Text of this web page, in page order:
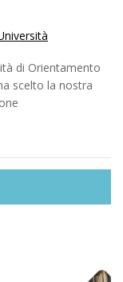
di Orientamento
scelto la nostra